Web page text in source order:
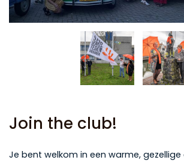
Join the club!
Je bent welkom in een warme,